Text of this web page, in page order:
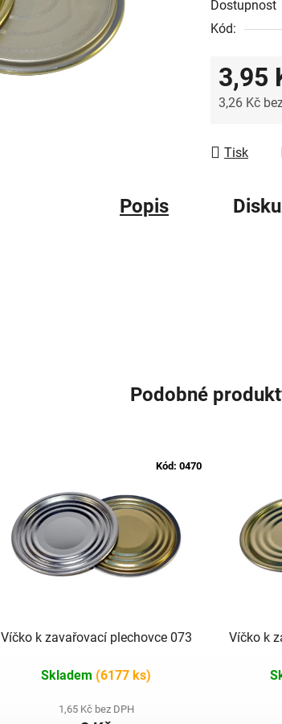
Dostupnost
Kód:
3,95
3,26 Kč
Tisk
Popis
Podobné
Víčko k zavařovací plechovce 073
Skladem (6177 ks)
1,65 Kč bez DPH
Kód: 0470
Víčko k